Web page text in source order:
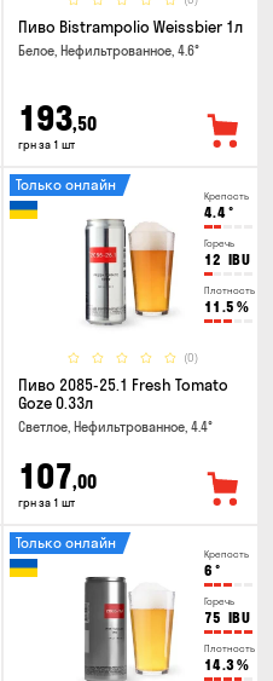
Пиво Bistrampolio Weissbier 1л
Белое, Нефильтрованное, 4.6°
193,50
грн за 1 шт
Крепость
4.4°
Горечь
12 IBU
Плотность
11.5 %
(0)
Только онлайн
Пиво 2085-25.1 Fresh Tomato
Goze 0.33л
Светлое, Нефильтрованное, 4.4°
107,00
грн за 1 шт
Крепость
6 °
Горечь
75 IBU
Плотность
14.3%
Только онлайн